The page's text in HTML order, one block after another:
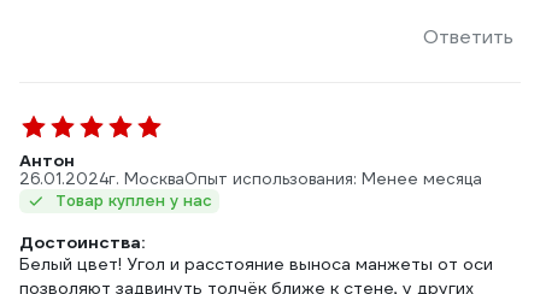
Ответить
Антон
26.01.2024г. МоскваОпыт использования: Менее месяца
Товар куплен у нас
Достоинства:
Белый цвет! Угол и расстояние выноса манжеты от оси
позволяют задвинуть толчёк ближе к стене, у других